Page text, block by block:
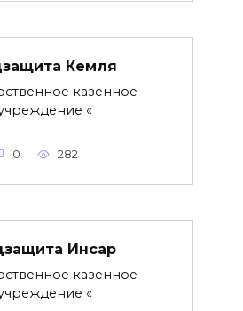
Кемля
казенное
«
0 282
Инсар
казенное
«